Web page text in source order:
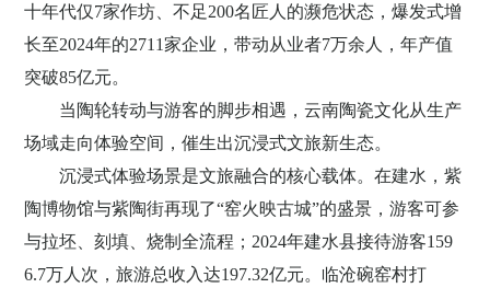
十年代仅7家作坊、不足200名匠人的濒危状态，爆发式增
长至2024年的2711家企业，带动从业者7万余人，年产值
突破85亿元。
当陶轮转动与游客的脚步相遇，云南陶瓷文化从生产
场域走向体验空间，催生出沉浸式文旅新生态。
沉浸式体验场景是文旅融合的核心载体。在建水，紫
陶博物馆与紫陶街再现了“窑火映古城”的盛景，游客可参
与拉坯、刻填、烧制全流程； 2024年建水县接待游客159
6.7万人次，旅游总收入达197.32亿元。临沧碗窑村打